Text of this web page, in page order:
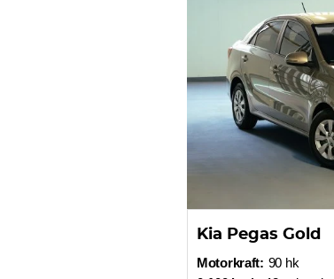
Kia Pegas Gold
Motorkraft: 90 hk